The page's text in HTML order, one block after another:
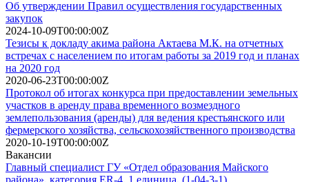
Об утверждении Правил осуществления государственных
закупок
2024-10-09T00:00:00Z
Тезисы к докладу акима района Актаева М.К. на отчетных
встречах с населением по итогам работы за 2019 год и планах
на 2020 год
2020-06-23T00:00:00Z
Протокол об итогах конкурса при предоставлении земельных
участков в аренду права временного возмездного
землепользования (аренды) для ведения крестьянского или
фермерского хозяйства, сельскохозяйственного производства
2020-10-19T00:00:00Z
Вакансии
Главный специалист ГУ «Отдел образования Майского
района», категория ER-4, 1 единица, (1-04-3-1)